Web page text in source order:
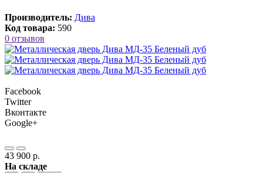
Производитель: Дива
Код товара: 590
0 отзывов
Facebook
Twitter
Вконтакте
Google+
43 900 р.
На складе